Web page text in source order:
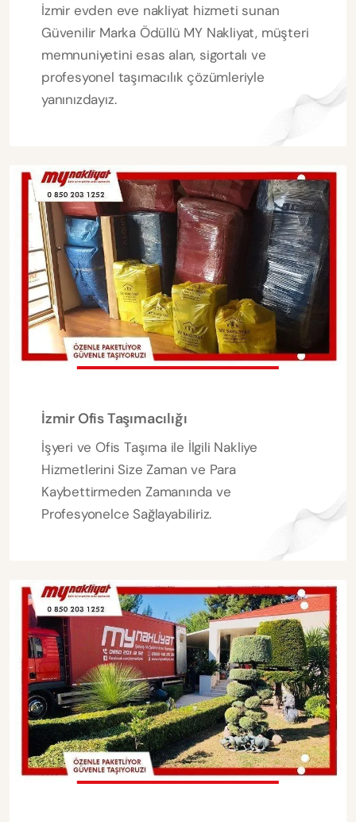
İzmir evden eve nakliyat hizmeti sunan
Güvenilir Marka Ödüllü MY Nakliyat, müşteri
memnuniyetini esas alan, sigortalı ve
profesyonel taşımacılık çözümleriyle
yanınızdayız.
İzmir Ofis Taşımacılığı
İşyeri ve Ofis Taşıma ile İlgili Nakliye
Hizmetlerini Size Zaman ve Para
Kaybettirmeden Zamanında ve
Profesyonelce Sağlayabiliriz.